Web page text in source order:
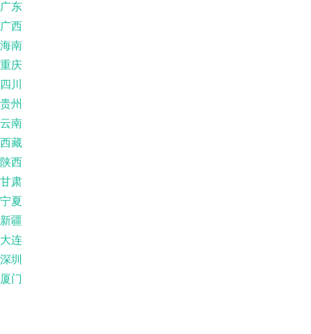
广东
广西
海南
重庆
四川
贵州
云南
西藏
陕西
甘肃
宁夏
新疆
大连
深圳
厦门